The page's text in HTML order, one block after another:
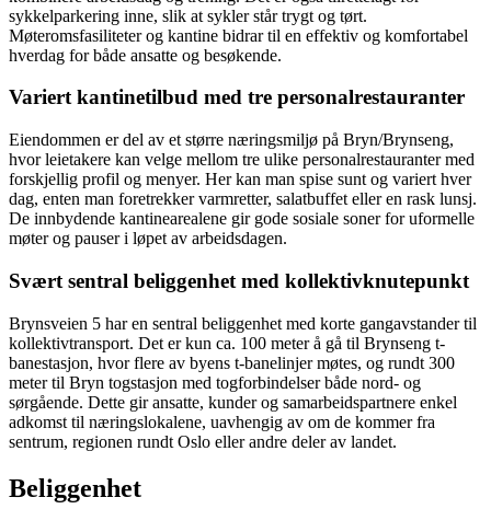
sykkelparkering inne, slik at sykler står trygt og tørt.
Møteromsfasiliteter og kantine bidrar til en effektiv og komfortabel
hverdag for både ansatte og besøkende.
Variert kantinetilbud med tre personalrestauranter
Eiendommen er del av et større næringsmiljø på Bryn/Brynseng,
hvor leietakere kan velge mellom tre ulike personalrestauranter med
forskjellig profil og menyer. Her kan man spise sunt og variert hver
dag, enten man foretrekker varmretter, salatbuffet eller en rask lunsj.
De innbydende kantinearealene gir gode sosiale soner for uformelle
møter og pauser i løpet av arbeidsdagen.
Svært sentral beliggenhet med kollektivknutepunkt
Brynsveien 5 har en sentral beliggenhet med korte gangavstander til
kollektivtransport. Det er kun ca. 100 meter å gå til Brynseng t-
banestasjon, hvor flere av byens t-banelinjer møtes, og rundt 300
meter til Bryn togstasjon med togforbindelser både nord- og
sørgående. Dette gir ansatte, kunder og samarbeidspartnere enkel
adkomst til næringslokalene, uavhengig av om de kommer fra
sentrum, regionen rundt Oslo eller andre deler av landet.
Beliggenhet